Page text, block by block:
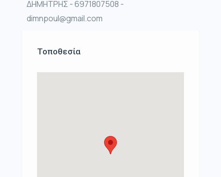
ΔΗΜΗΤΡΗΣ - 6971807508 -
dimnpoul@gmail.com
Τοποθεσία